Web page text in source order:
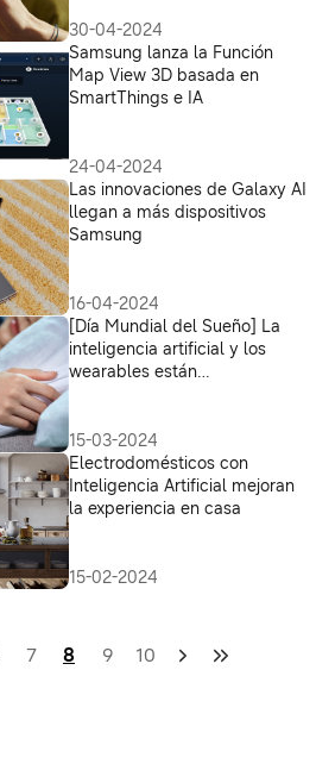
30-04-2024
Samsung lanza la Función
Map View 3D basada en
SmartThings e IA
24-04-2024
Las innovaciones de Galaxy AI
llegan a más dispositivos
Samsung
16-04-2024
[Día Mundial del Sueño] La
inteligencia artificial y los
wearables están
15-03-2024
Electrodomésticos con
Inteligencia Artificial mejoran
la experiencia en casa
15-02-2024
7 8 9 10